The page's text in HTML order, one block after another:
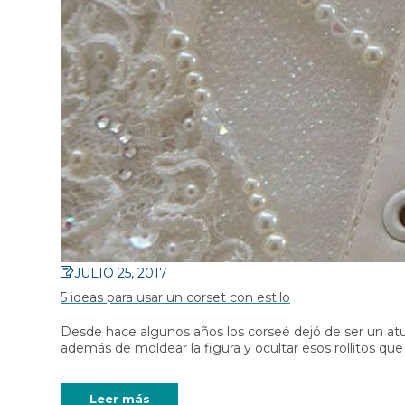
Medias de compresión con
cremallera
Medias de compresión con
hilado de cobre
Calzador para medias de
compresión
Crema Corporal Para Piernas
diario y running
Cobre
Patrocinador: La
pacifico
JULIO 25, 2017
5 ideas para usar un corset con estilo
Desde hace algunos años los corseé dejó de ser un
además de moldear la figura y ocultar esos rollitos
Leer más